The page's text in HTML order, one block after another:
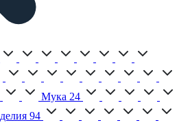
Мука 24
94